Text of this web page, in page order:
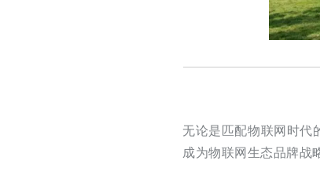
无论是匹配物联网时代
成为物联网生态品牌战